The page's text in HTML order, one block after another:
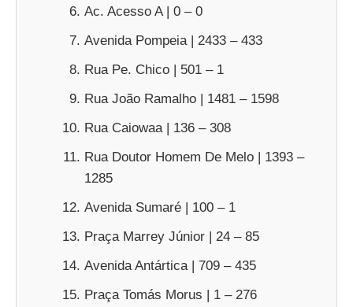
Ac. Acesso A | 0 – 0
Avenida Pompeia | 2433 – 433
Rua Pe. Chico | 501 – 1
Rua João Ramalho | 1481 – 1598
Rua Caiowaa | 136 – 308
Rua Doutor Homem De Melo | 1393 –
1285
Avenida Sumaré | 100 – 1
Praça Marrey Júnior | 24 – 85
Avenida Antártica | 709 – 435
Praça Tomás Morus | 1 – 276